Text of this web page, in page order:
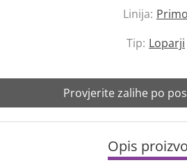
Linija: Primo
Tip: Loparji
Provjerite zalihe po
Opis